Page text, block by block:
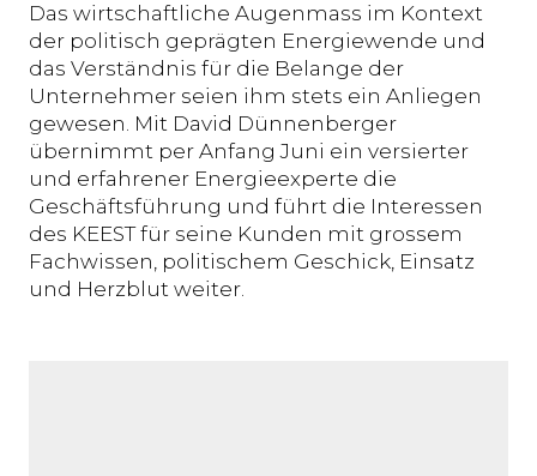
Das wirtschaftliche Augenmass im Kontext
der politisch geprägten Energiewende und
das Verständnis für die Belange der
Unternehmer seien ihm stets ein Anliegen
gewesen. Mit David Dünnenberger
übernimmt per Anfang Juni ein versierter
und erfahrener Energieexperte die
Geschäftsführung und führt die Interessen
des KEEST für seine Kunden mit grossem
Fachwissen, politischem Geschick, Einsatz
und Herzblut weiter.